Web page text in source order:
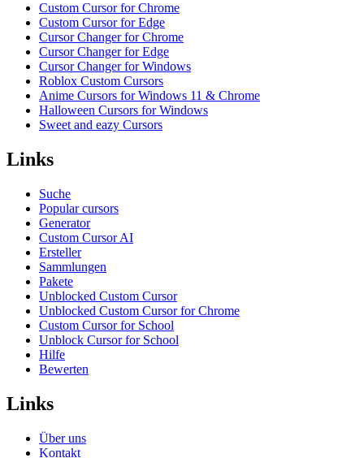
Custom Cursor for Chrome
Custom Cursor for Edge
Cursor Changer for Chrome
Cursor Changer for Edge
Cursor Changer for Windows
Roblox Custom Cursors
Anime Cursors for Windows 11 & Chrome
Halloween Cursors for Windows
Sweet and eazy Cursors
Links
Suche
Popular cursors
Generator
Custom Cursor AI
Ersteller
Sammlungen
Pakete
Unblocked Custom Cursor
Unblocked Custom Cursor for Chrome
Custom Cursor for School
Unblock Cursor for School
Hilfe
Bewerten
Links
Über uns
Kontakt